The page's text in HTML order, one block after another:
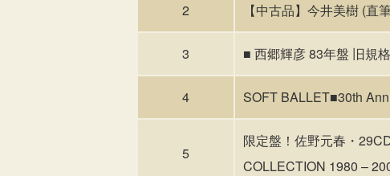
2 【中古品】今井美樹 (
3 ■ 西郷輝彦 83年盤 旧規
4 SOFT BALLET■30th
5
限定盤！佐野元春・
COLLECTION 1980 –